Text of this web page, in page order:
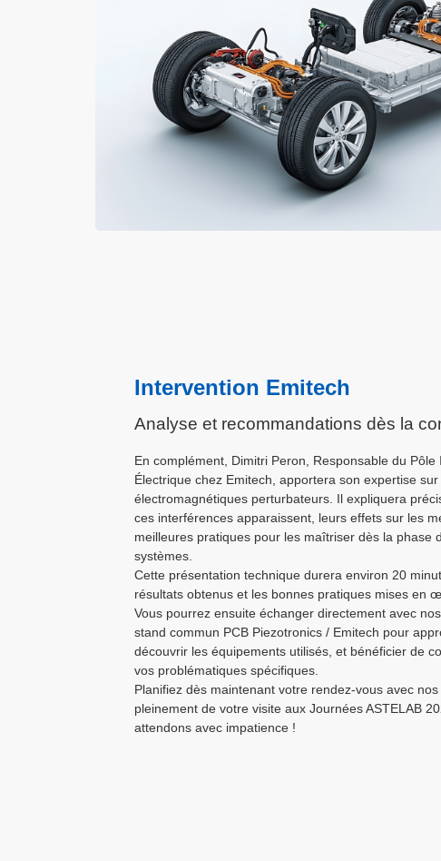
Intervention Emitech
Analyse et recommandations dès la
En complément, Dimitri Peron, Responsable du Pôle
Électrique chez Emitech, apportera son expertise
électromagnétiques perturbateurs. Il expliquera
ces interférences apparaissent, leurs effets sur les
meilleures pratiques pour les maîtriser dès la phase
systèmes.
Cette présentation technique durera environ 20
résultats obtenus et les bonnes pratiques mises en
Vous pourrez ensuite échanger directement avec
stand commun PCB Piezotronics / Emitech pour
découvrir les équipements utilisés, et bénéficier de
vos problématiques spécifiques.
Planifiez dès maintenant votre rendez-vous avec
pleinement de votre visite aux Journées ASTELAB
attendons avec impatience !